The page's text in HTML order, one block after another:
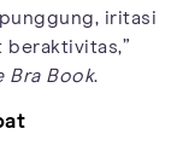
iritasi
beraktivitas,”
Bra Book.